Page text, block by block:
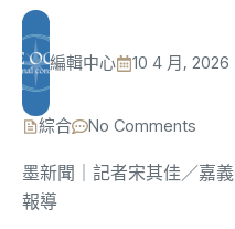
編輯中心 10 4 月, 2026
綜合 No Comments
墨新聞 ｜記者宋其佳／嘉義
報導